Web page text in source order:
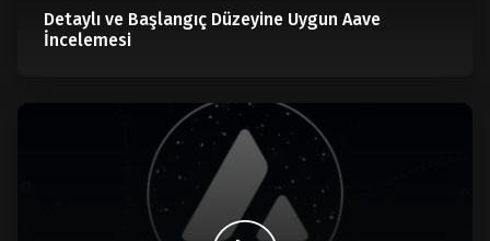
Detaylı ve Başlangıç Düzeyine Uygun Aave
İncelemesi